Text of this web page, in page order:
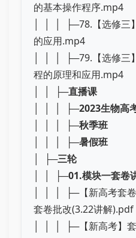
的基本操作程序.mp4
│ │ │ ├─78.【选修三
的应用.mp4
│ │ │ ├─79.【选修三
程的原理和应用.mp4
│ │ ├─直播课
│ │ │ ├─2023生物高
│ │ │ ├─秋季班
│ │ │ ├─暑假班
│ ├─三轮
│ │ ├─01.模块一套卷
│ │ │ ├─【新高考套
套卷批改(3.22讲解).pdf
│ │ │ ├─【新高考】